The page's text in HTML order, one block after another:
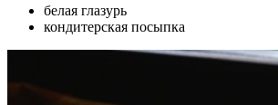
белая глазурь
кондитерская посыпка